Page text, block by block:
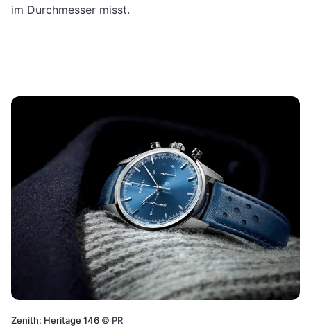
im Durchmesser misst.
Zenith: Heritage 146 © PR